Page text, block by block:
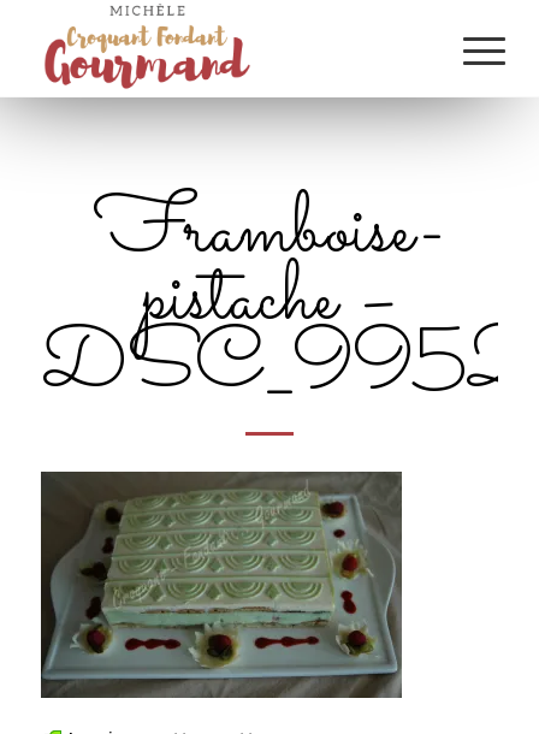
Framboise-
pistache –